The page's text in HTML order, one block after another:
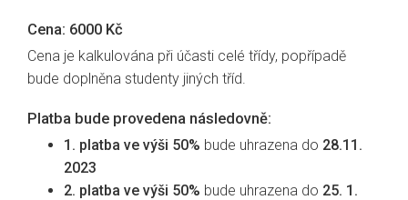
Cena: 6000 Kč
Cena je kalkulována při účasti celé třídy, popřípadě
bude doplněna studenty jiných tříd.
Platba bude provedena následovně:
1. platba ve výši 50% bude uhrazena do 28.11.
2023
2. platba ve výši 50% bude uhrazena do 25. 1.